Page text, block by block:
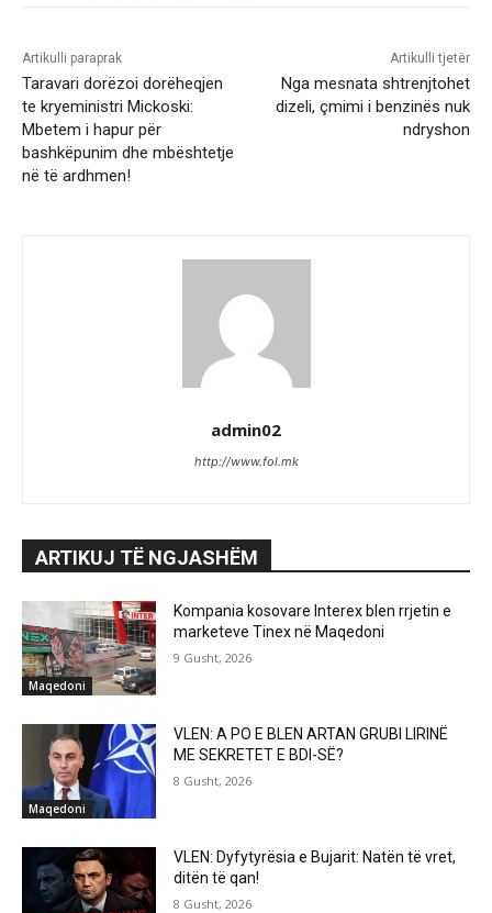
Artikulli paraprak
Taravari dorëzoi dorëheqjen
te kryeministri Mickoski:
Mbetem i hapur për
bashkëpunim dhe mbështetje
në të ardhmen!
Artikulli tjetër
Nga mesnata shtrenjtohet
dizeli, çmimi i benzinës nuk
ndryshon
admin02
http://www.fol.mk
ARTIKUJ TË NGJASHËM
Maqedoni
Kompania kosovare Interex blen rrjetin e
marketeve Tinex në Maqedoni
9 Gusht, 2026
Maqedoni
VLEN: A PO E BLEN ARTAN GRUBI LIRINË
ME SEKRETET E BDI-SË?
8 Gusht, 2026
VLEN: Dyfytyrësia e Bujarit: Natën të vret,
ditën të qan!
8 Gusht, 2026